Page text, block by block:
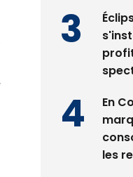
pas
En